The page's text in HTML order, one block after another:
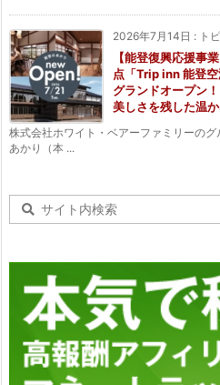
2026年7月14日 : ト
【能登復興応援事
点「Trip inn 能登
グランドオープン
美しさを残した温
株式会社ホワイト・ベアーファミリーの
あかり（本 ...